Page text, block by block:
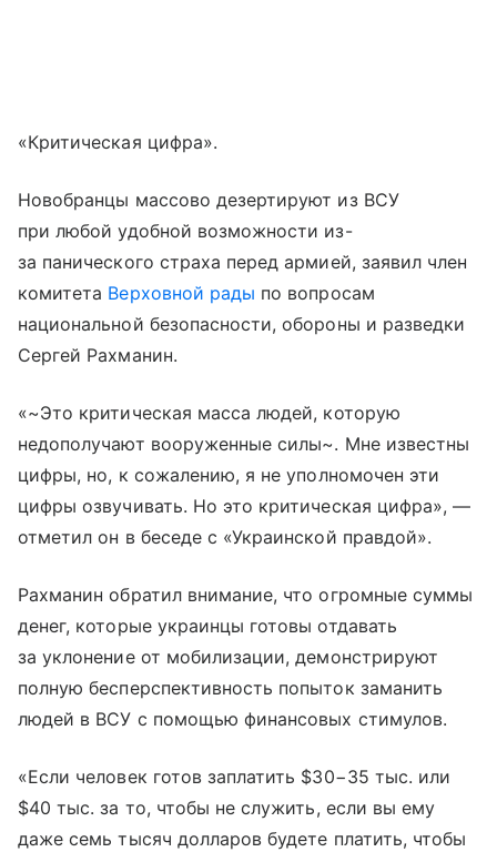
«Критическая цифра».
Новобранцы массово дезертируют из ВСУ
при любой удобной возможности из-
за панического страха перед армией, заявил член
комитета Верховной рады по вопросам
национальной безопасности, обороны и разведки
Сергей Рахманин.
«~Это критическая масса людей, которую
недополучают вооруженные силы~. Мне известны
цифры, но, к сожалению, я не уполномочен эти
цифры озвучивать. Но это критическая цифра», —
отметил он в беседе с «Украинской правдой».
Рахманин обратил внимание, что огромные суммы
денег, которые украинцы готовы отдавать
за уклонение от мобилизации, демонстрируют
полную бесперспективность попыток заманить
людей в ВСУ с помощью финансовых стимулов.
«Если человек готов заплатить $30−35 тыс. или
$40 тыс. за то, чтобы не служить, если вы ему
даже семь тысяч долларов будете платить, чтобы